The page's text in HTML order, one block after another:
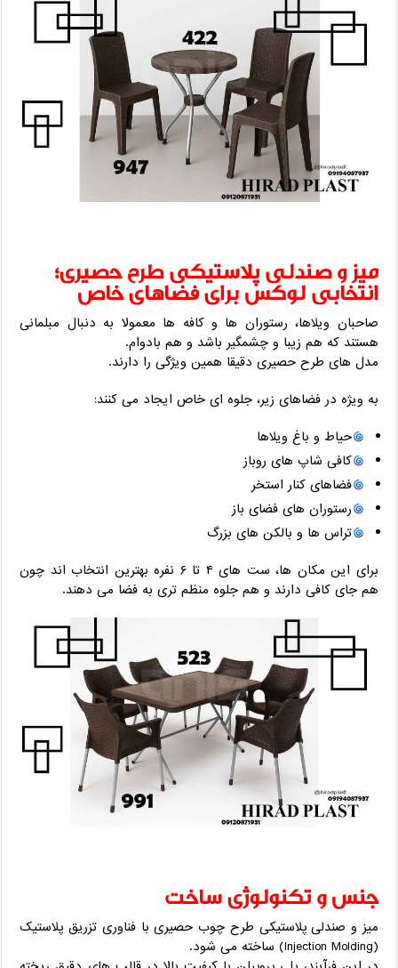
میز و صندلی پلاستیکی طرح حصیری؛
انتخابی لوکس برای فضاهای خاص
صاحبان ویلاها، رستوران ‌ها و کافه ‌ها معمولا به دنبال مبلمانی
هستند که هم زیبا و چشمگیر باشد و هم بادوام.
مدل‌ های طرح حصیری دقیقا همین ویژگی را دارند.
به ‌ویژه در فضاهای زیر، جلوه ‌ای خاص ایجاد می ‌کنند:
حیاط و باغ ویلاها
کافی‌ شاپ‌ های روباز
فضاهای کنار استخر
رستوران‌ های فضای باز
تراس ‌ها و بالکن‌ های بزرگ
برای این مکان ‌ها، ست ‌های ۴ تا ۶ نفره بهترین انتخاب ‌اند چون
هم جای کافی دارند و هم جلوه منظم ‌تری به فضا می‌ دهند.
جنس و تکنولوژی ساخت
میز و صندلی پلاستیکی طرح چوب حصیری با فناوری تزریق پلاستیک
(Injection Molding) ساخته می ‌شود.